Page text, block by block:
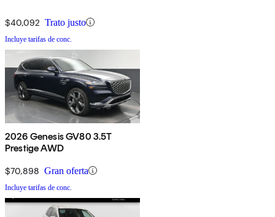
$40,092 Trato justo
Incluye tarifas de conc.
2026 Genesis GV80 3.5T
Prestige AWD
$70,898 Gran oferta
Incluye tarifas de conc.